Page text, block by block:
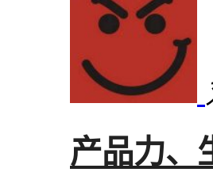
产品力、